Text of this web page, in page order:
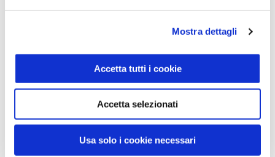
Mostra dettagli
Accetta tutti i cookie
Accetta selezionati
Usa solo i cookie necessari
Ricottine Senza Lattosio 2 x 100 g
Equilibrio & Piacere
SCOPRI IL PRODOTTO